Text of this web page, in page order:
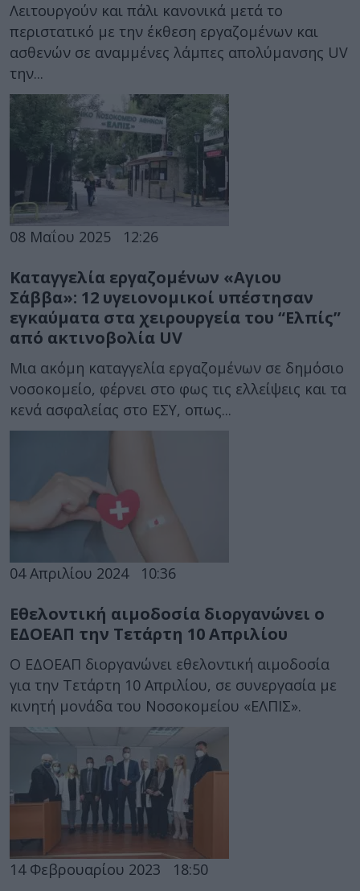
Λειτουργούν και πάλι κανονικά μετά το
περιστατικό με την έκθεση εργαζομένων και
ασθενών σε αναμμένες λάμπες απολύμανσης UV
την...
08 Μαΐου 2025 12:26
Καταγγελία εργαζομένων «Αγιου
Σάββα»: 12 υγειονομικοί υπέστησαν
εγκαύματα στα χειρουργεία του “Ελπίς”
από ακτινοβολία UV
Μια ακόμη καταγγελία εργαζομένων σε δημόσιο
νοσοκομείο, φέρνει στο φως τις ελλείψεις και τα
κενά ασφαλείας στο ΕΣΥ, οπως...
04 Απριλίου 2024 10:36
Εθελοντική αιμοδοσία διοργανώνει ο
ΕΔΟΕΑΠ την Τετάρτη 10 Απριλίου
Ο ΕΔΟΕΑΠ διοργανώνει εθελοντική αιμοδοσία
για την Τετάρτη 10 Απριλίου, σε συνεργασία με
κινητή μονάδα του Νοσοκομείου «ΕΛΠΙΣ».
14 Φεβρουαρίου 2023 18:50